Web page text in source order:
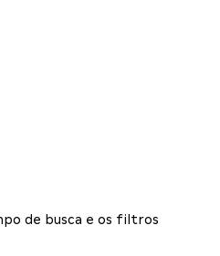
de busca e os filtros